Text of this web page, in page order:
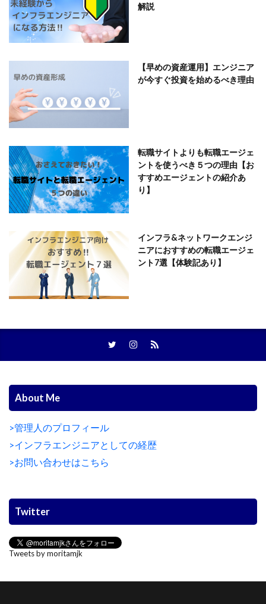
解説
【早めの資産運用】エンジニア
が今すぐ投資を始めるべき理由
転職サイトよりも転職エージェ
ントを使うべき５つの理由【お
すすめエージェントの紹介あ
り】
インフラ&ネットワークエンジ
ニアにおすすめの転職エージェ
ント7選【体験記あり】
About Me
>管理人のプロフィール
>インフラエンジニアとしての経歴
>お問い合わせはこちら
Twitter
Tweets by moritamjk